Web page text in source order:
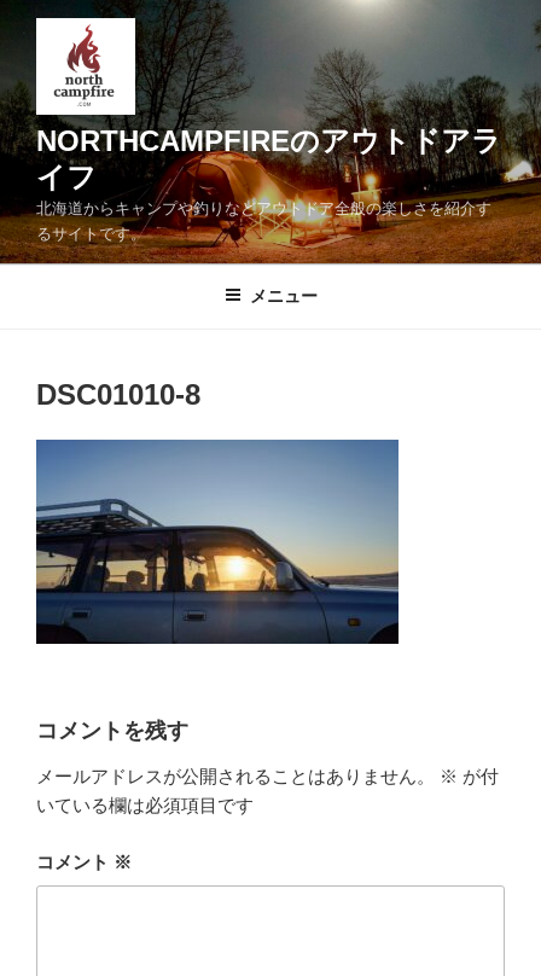
ン
ツ
へ
キ
ッ
NORTHCAMPFIREのアウトドアラ
イフ
北海道からキャンプや釣りなどアウトドア全般の楽しさを紹介す
るサイトです。
メニュー
DSC01010-8
コメントを残す
メールアドレスが公開されることはありません。 ※ が付
いている欄は必須項目です
コメント ※